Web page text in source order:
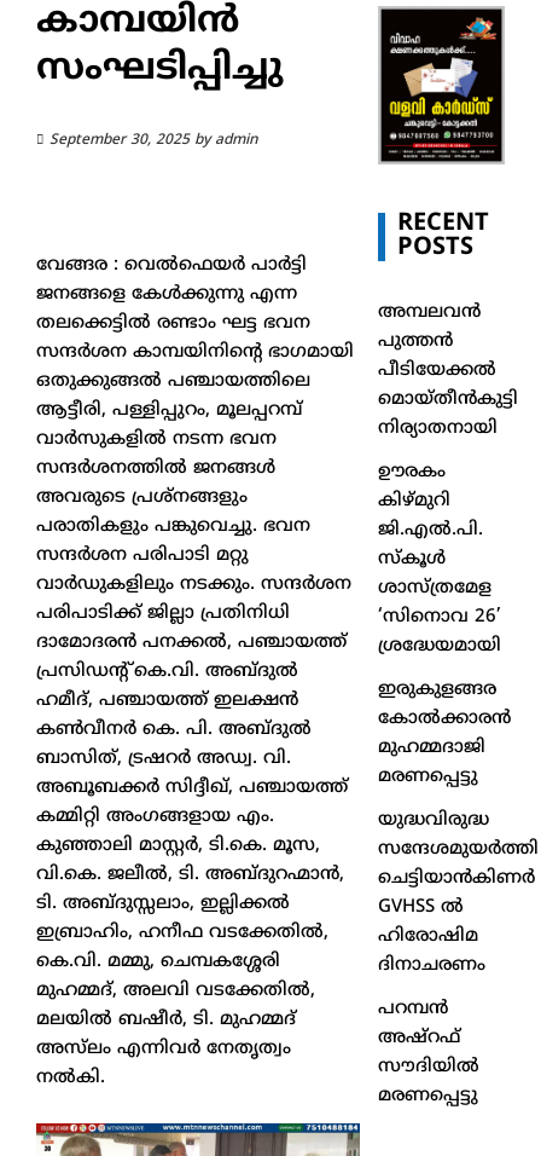
കാമ്പയിൻ
സംഘടിപ്പിച്ചു
September 30, 2025by admin
വേങ്ങര : വെൽഫെയർ പാർട്ടി
ജനങ്ങളെ കേൾക്കുന്നു എന്ന
തലക്കെട്ടിൽ രണ്ടാം ഘട്ട ഭവന
സന്ദർശന കാമ്പയിനിൻ്റെ ഭാഗമായി
ഒതുക്കുങ്ങൽ പഞ്ചായത്തിലെ
ആട്ടീരി, പള്ളിപ്പുറം, മൂലപ്പറമ്പ്
വാർസുകളിൽ നടന്ന ഭവന
സന്ദർശനത്തിൽ ജനങ്ങൾ
അവരുടെ പ്രശ്നങ്ങളും
പരാതികളും പങ്കുവെച്ചു. ഭവന
സന്ദർശന പരിപാടി മറ്റു
വാർഡുകളിലും നടക്കും. സന്ദർശന
പരിപാടിക്ക് ജില്ലാ പ്രതിനിധി
ദാമോദരൻ പനക്കൽ, പഞ്ചായത്ത്
പ്രസിഡൻ്റ് കെ.വി. അബ്ദുൽ
ഹമീദ്, പഞ്ചായത്ത് ഇലക്ഷൻ
കൺവീനർ കെ. പി. അബ്ദുൽ
ബാസിത്, ട്രഷറർ അഡ്വ. വി.
അബൂബക്കർ സിദ്ദീഖ്, പഞ്ചായത്ത്
കമ്മിറ്റി അംഗങ്ങളായ എം.
കുഞ്ഞാലി മാസ്റ്റർ, ടി.കെ. മൂസ,
വി.കെ. ജലീൽ, ടി. അബ്ദുറഹ്മാൻ,
ടി. അബ്ദുസ്സലാം, ഇല്ലിക്കൽ
ഇബ്രാഹിം, ഹനീഫ വടക്കേതിൽ,
കെ.വി. മമ്മു, ചെമ്പകശ്ശേരി
മുഹമ്മദ്, അലവി വടക്കേതിൽ,
മലയിൽ ബഷീർ, ടി. മുഹമ്മദ്
അസ്‌ലം എന്നിവർ നേതൃത്വം
നൽകി.
RECENT
POSTS
അമ്പലവൻ
പുത്തൻ
പീടിയേക്കൽ
മൊയ്തീൻകുട്ടി
നിര്യാതനായി
ഊരകം
കിഴ്മുറി
ജി.എൽ.പി.
സ്കൂൾ
ശാസ്ത്രമേള
‘സിനൊവ 26’
ശ്രദ്ധേയമായി
ഇരുകുളങ്ങര
കോൽക്കാരൻ
മുഹമ്മദാജി
മരണപ്പെട്ടു
യുദ്ധവിരുദ്ധ
സന്ദേശമുയർത്തി
ചെട്ടിയാൻകിണർ
GVHSS ൽ
ഹിരോഷിമ
ദിനാചരണം
പറമ്പൻ
അഷ്‌റഫ്
സൗദിയിൽ
മരണപ്പെട്ടു